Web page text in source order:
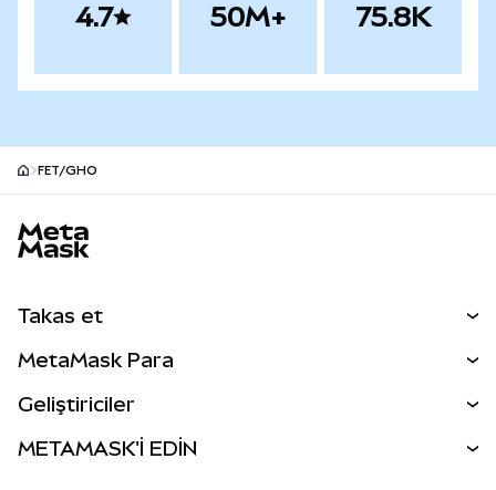
4.7 50M+ 75.8K
FET/GHO
Takas et
Perps
RWA'lar
MetaMask Para
Geliştiriciler
METAMASK'İ EDİN